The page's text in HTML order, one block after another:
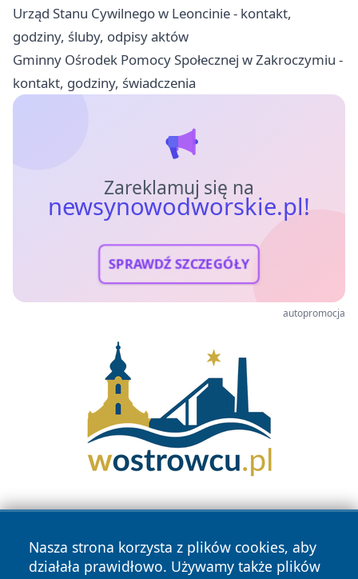
Urząd Stanu Cywilnego w Leoncinie - kontakt,
godziny, śluby, odpisy aktów
Gminny Ośrodek Pomocy Społecznej w Zakroczymiu -
kontakt, godziny, świadczenia
Zareklamuj się na
newsynowodworskie.pl!
SPRAWDŹ SZCZEGÓŁY
autopromocja
Nasza strona korzysta z plików cookies, aby
działała prawidłowo. Używamy także plików